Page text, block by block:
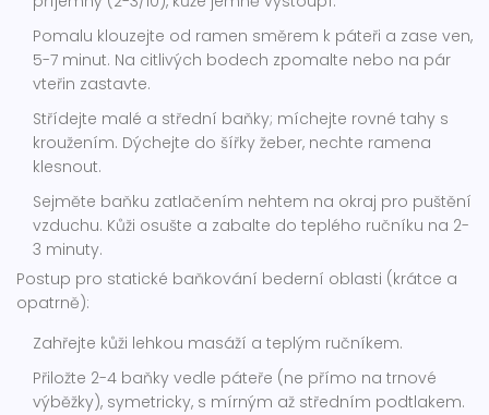
Pomalu klouzejte od ramen směrem k páteři a zase ven,
5-7 minut. Na citlivých bodech zpomalte nebo na pár
vteřin zastavte.
Střídejte malé a střední baňky; míchejte rovné tahy s
kroužením. Dýchejte do šířky žeber, nechte ramena
klesnout.
Sejměte baňku zatlačením nehtem na okraj pro puštění
vzduchu. Kůži osušte a zabalte do teplého ručníku na 2-
3 minuty.
Postup pro statické baňkování bederní oblasti (krátce a
opatrně):
Zahřejte kůži lehkou masáží a teplým ručníkem.
Přiložte 2-4 baňky vedle páteře (ne přímo na trnové
výběžky), symetricky, s mírným až středním podtlakem.